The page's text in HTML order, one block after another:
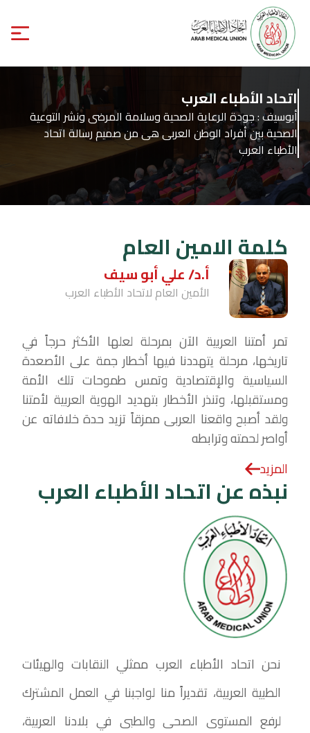
اتحاد الأطباء العرب
أبوسيف : جودة الرعاية الصحية وسلامة المرضى ونشر التوعية
الصحية بين أفراد الوطن العربى هى من صميم رسالة اتحاد
الأطباء العرب
كلمة الامين العام
أ.د/ علي أبو سيف
الأمين العام لاتحاد الأطباء العرب
تمر أمتنا العربية الآن بمرحلة لعلها الأكثر حرجاً في
تاريخها، مرحلة يتهددنا فيها أخطار جمة على الأصعدة
السياسية والإقتصادية وتمس طموحات تلك الأمة
ومستقبلها، وتنذر الأخطار بتهديد الهوية العربية لأمتنا
ولقد أصبح واقعنا العربى ممزقاً تزيد حدة خلافاته عن
أواصر لحمته وترابطه
المزيد
نبذه عن اتحاد الأطباء العرب
نحن اتحاد الأطباء العرب ممثلي النقابات والهيئات
الطبية العربية، تقديراً منا لواجبنا في العمل المشترك
لرفع المستوى الصحى والطبى في بلادنا العربية،